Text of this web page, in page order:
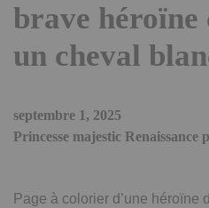
brave héroïne
un cheval
septembre 1, 2025
Princesse majestic Renaissance
Page à colorier d’une héroïne